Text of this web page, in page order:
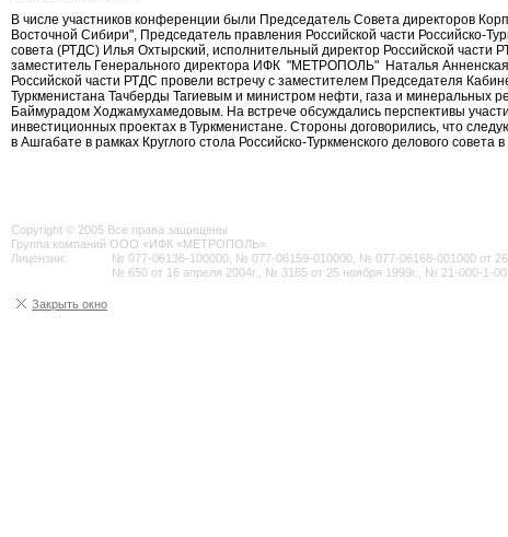
В числе участников конференции были Председатель Совета директоров
Восточной Сибири", Председатель правления Российской части Российско-
совета (РТДС) Илья Охтырский, исполнительный директор Российской части
заместитель Генерального директора ИФК "МЕТРОПОЛЬ" Наталья
Российской части РТДС провели встречу с заместителем Председателя
Туркменистана Тачберды Тагиевым и министром нефти, газа и минеральных
Баймурадом Ходжамухамедовым. На встрече обсуждались перспективы
инвестиционных проектах в Туркменистане. Стороны договорились, что
в Ашгабате в рамках Круглого стола Российско-Туркменского делового совета
Copyright © 2005 Все права защищены
Группа компаний ООО «ИФК «МЕТРОПОЛЬ»
Лицензии:
№ 077-06136-100000, № 077-06159-010000, № 077-06168-001000 от 26
№ 650 от 16 апреля 2004г., № 3185 от 25 ноября 1999г., № 21-000-1-
Закрыть окно